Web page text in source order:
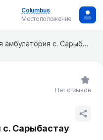
Columbus
Местоположение
Сельская амбулатория с. Сарыбастау
с. Сарыбастау
Нет отзывов